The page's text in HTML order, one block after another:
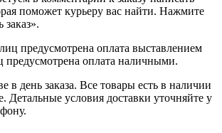
поможет курьеру вас найти. Нажмите
предусмотрена оплата выставлением
предусмотрена оплата наличными.
в день заказа. Все товары есть в наличии
Детальные условия доставки уточняйте у